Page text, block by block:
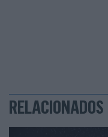
RELACIONADOS